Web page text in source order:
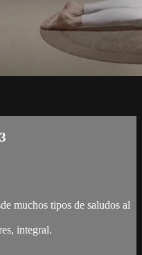
muchos tipos de saludos al
integral.